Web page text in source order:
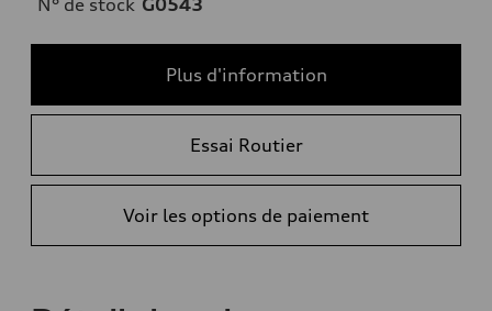
Plus d'information
Essai Routier
Voir les options de paiement